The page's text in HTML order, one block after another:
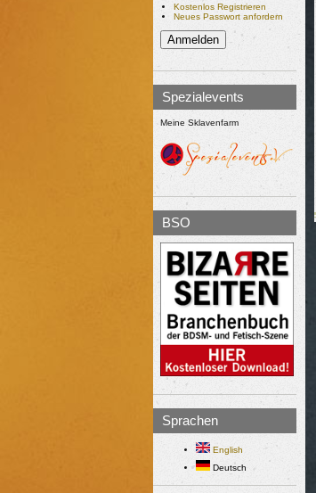
Kostenlos Registrieren
Neues Passwort anfordern
Spezialevents
Meine Sklavenfarm
BSO
Sprachen
English
Deutsch